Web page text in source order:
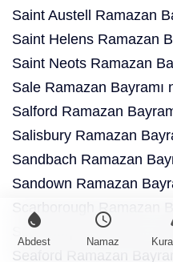
water_drop
Abdest
schedule
Namaz
Saint Austell Ramazan
Saint Helens Ramazan
Saint Neots Ramazan
Sale Ramazan Bayramı
Salford Ramazan
Salisbury Ramazan
Sandbach Ramazan
Sandown Ramazan
Scarborough Ramazan
Scunthorpe Ramazan
Seaford Ramazan